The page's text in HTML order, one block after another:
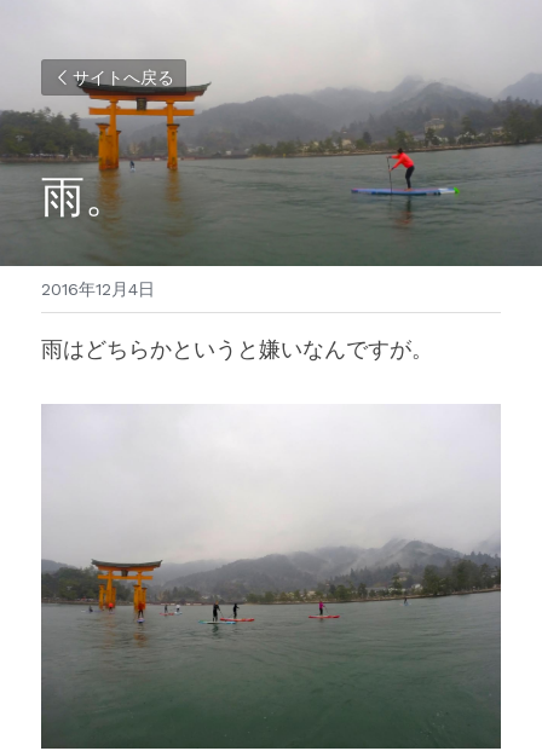
サイトへ戻る
雨。
2016年12月4日
雨はどちらかというと嫌いなんですが。